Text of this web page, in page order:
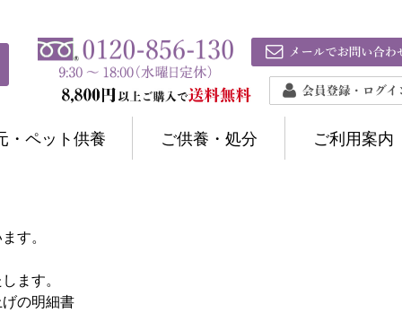
・ペット供養 ご供養・処分 ご利用案内
す。
ます。
の明細書